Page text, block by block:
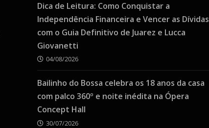
Dica de Leitura: Como Conquistar a
Independência Financeira e Vencer as Dívidas
com o Guia Definitivo de Juarez e Lucca
Giovanetti
04/08/2026
Bailinho do Bossa celebra os 18 anos da casa
com palco 360º e noite inédita na Ópera
Concept Hall
30/07/2026